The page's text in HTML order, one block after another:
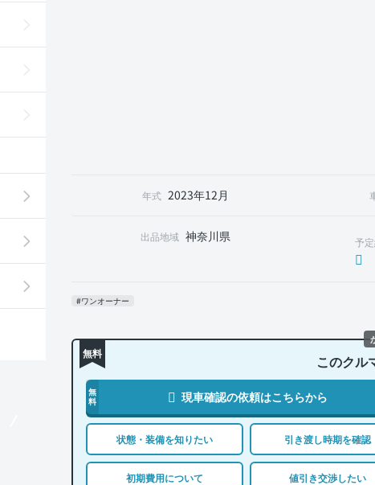
年式 2023年12月
出品地域 神奈川県 予
#ワンオーナー
無料 このクル
無
料
現車確認の依頼はこちらから
状態・装備を知りたい 引き渡し時期を確認
初期費用について 値引き交渉したい